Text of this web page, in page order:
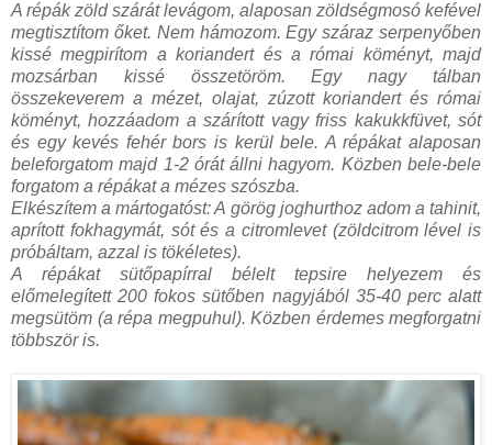
A répák zöld szárát levágom, alaposan zöldségmosó kefével
megtisztítom őket. Nem hámozom. Egy száraz serpenyőben
kissé megpirítom a koriandert és a római köményt, majd
mozsárban kissé összetöröm. Egy nagy tálban
összekeverem a mézet, olajat, zúzott koriandert és római
köményt, hozzáadom a szárított vagy friss kakukkfüvet, sót
és egy kevés fehér bors is kerül bele. A répákat alaposan
beleforgatom majd 1-2 órát állni hagyom. Közben bele-bele
forgatom a répákat a mézes szószba.
Elkészítem a mártogatóst: A görög joghurthoz adom a tahinit,
aprított fokhagymát, sót és a citromlevet (zöldcitrom lével is
próbáltam, azzal is tökéletes).
A répákat sütőpapírral bélelt tepsire helyezem és
előmelegített 200 fokos sütőben nagyjából 35-40 perc alatt
megsütöm (a répa megpuhul). Közben érdemes megforgatni
többször is.